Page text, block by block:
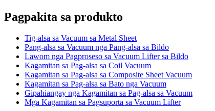
Pagpakita sa produkto
Tig-alsa sa Vacuum sa Metal Sheet
Pang-alsa sa Vacuum nga Pang-alsa sa Bildo
Lawom nga Pagproseso sa Vacuum Lifter sa Bildo
Kagamitan sa Pag-alsa sa Coil Vacuum
Kagamitan sa Pag-alsa sa Composite Sheet Vacuum
Kagamitan sa Pag-alsa sa Bato nga Vacuum
Gipahiangay nga Kagamitan sa Pag-alsa sa Vacuum
Mga Kagamitan sa Pagsuporta sa Vacuum Lifter